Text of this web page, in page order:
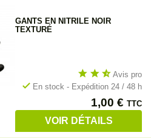
GANTS EN NITRILE NOIR
TEXTURÉ
star star star_half Avis pro
check En stock - Expédition 24 / 48 h
Prix
1,00 € TTC
VOIR DÉTAILS